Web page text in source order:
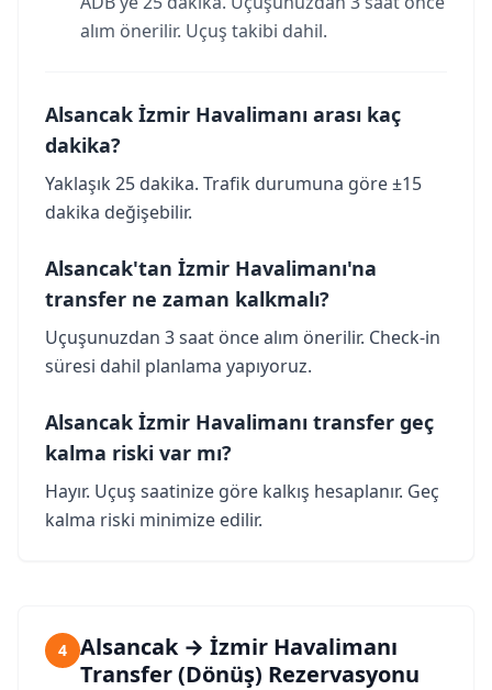
alım önerilir. Uçuş takibi dahil.
Alsancak İzmir Havalimanı arası kaç
dakika?
Yaklaşık 25 dakika. Trafik durumuna göre ±15
dakika değişebilir.
Alsancak'tan İzmir Havalimanı'na
transfer ne zaman kalkmalı?
Uçuşunuzdan 3 saat önce alım önerilir. Check-in
süresi dahil planlama yapıyoruz.
Alsancak İzmir Havalimanı transfer geç
kalma riski var mı?
Hayır. Uçuş saatinize göre kalkış hesaplanır. Geç
kalma riski minimize edilir.
4
Alsancak → İzmir Havalimanı
Transfer (Dönüş) Rezervasyonu